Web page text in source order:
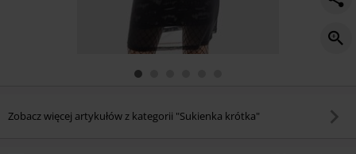
Zobacz więcej artykułów z kategorii "Sukienka krótka"